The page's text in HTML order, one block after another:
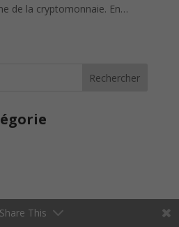
de la cryptomonnaie. En…
Rechercher
Share This